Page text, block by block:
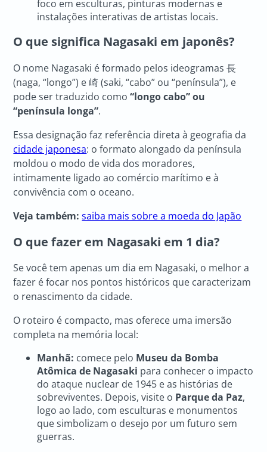
foco em esculturas, pinturas modernas e
instalações interativas de artistas locais.
O que significa Nagasaki em japonês?
O nome Nagasaki é formado pelos ideogramas 長
(naga, “longo”) e 崎 (saki, “cabo” ou “península”), e
pode ser traduzido como“longo cabo” ou
“península longa”.
Essa designação faz referência direta à geografia da
cidade japonesa: o formato alongado da península
moldou o modo de vida dos moradores,
intimamente ligado ao comércio marítimo e à
convivência com o oceano.
Veja também: saiba mais sobre a moeda do Japão
O que fazer em Nagasaki em 1 dia?
Se você tem apenas um dia em Nagasaki, o melhor a
fazer é focar nos pontos históricos que caracterizam
o renascimento da cidade.
O roteiro é compacto, mas oferece uma imersão
completa na memória local:
Manhã: comece pelo Museu da Bomba
Atômica de Nagasaki para conhecer o impacto
do ataque nuclear de 1945 e as histórias de
sobreviventes. Depois, visite o Parque da Paz,
logo ao lado, com esculturas e monumentos
que simbolizam o desejo por um futuro sem
guerras.